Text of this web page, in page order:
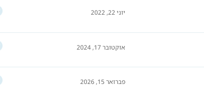
יוני 22, 2022
אוקטובר 17, 2024
פברואר 15, 2026